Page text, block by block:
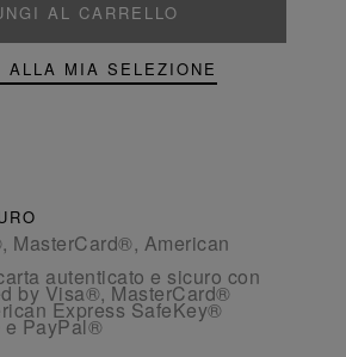
AL CARRELLO
ALLA MIA SELEZIONE
MasterCard®, American
autenticato e sicuro con
by Visa®, MasterCard®
Express SafeKey®
e PayPal®